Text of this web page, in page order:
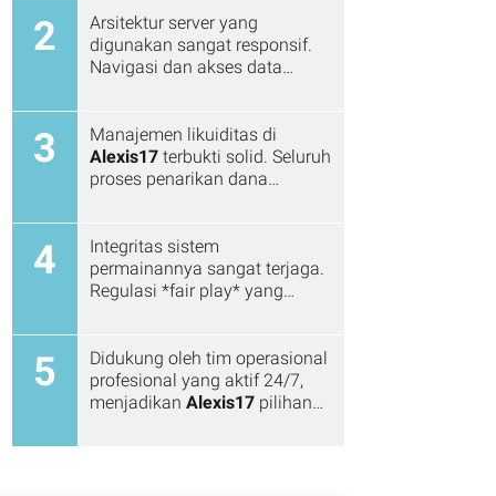
2
Arsitektur server yang
digunakan sangat responsif.
Navigasi dan akses data
3
Manajemen likuiditas di
Alexis17 terbukti solid. Seluruh
proses penarikan dana
4
Integritas sistem
permainannya sangat terjaga.
Regulasi *fair play* yang
bermain yang jujur.
5
Didukung oleh tim operasional
profesional yang aktif 24/7,
menjadikan Alexis17 pilihan